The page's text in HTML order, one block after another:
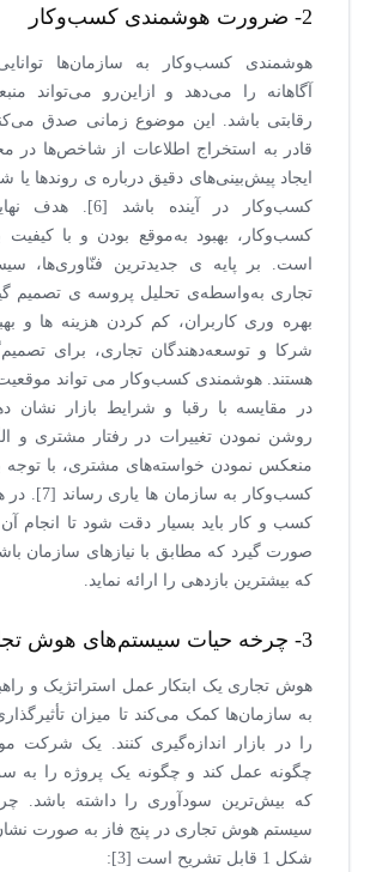
2- ضرورت هوشمندی کسب‌وکار
هوشمندی کسب‌وکار به سازمان‌ها
آگاهانه را می‌دهد و ازاین‌رو می‌تواند
رقابتی باشد. این موضوع زمانی صدق
قادر به استخراج اطلاعات از شاخص‌ها در
ایجاد پیش‌بینی‌های دقیق درباره ی روندها یا
کسب‌وکار در آینده
کسب‌وکار، بهبود به‌موقع بودن و با کیفیت
است. بر پایه ی جدیدترین فنّاوری‌ها،
تجاری به‌واسطه‌ی تحلیل پروسه ی تصمیم
بهره وری کاربران، کم کردن هزینه ها و
شرکا و توسعه‌دهندگان تجاری، برای
هستند. هوشمندی کسب‌وکار می تواند
در مقایسه با رقبا و شرایط بازار نشان
روشن نمودن تغییرات در رفتار مشتری و
منعکس نمودن خواسته‌های مشتری، با توجه
کسب‌وکار به
کسب و کار باید بسیار دقت شود تا انجام
صورت گیرد که مطابق با نیازهای سازمان
که بیشترین بازدهی را ارائه نماید.
3- چرخه حیات سیستم‌های هوش تجاری
هوش تجاری یک ابتکار عمل استراتژیک و
به سازمان‌ها کمک می‌کند تا میزان
را در بازار اندازه‌گیری کنند. یک شرکت
چگونه عمل کند و چگونه یک پروژه را به
که بیش‌ترین سودآوری را داشته باشد.
سیستم هوش تجاری در پنج فاز به صورت
شکل 1 قابل تشریح است [3]: